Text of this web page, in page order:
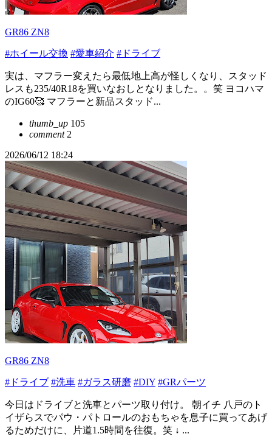
GR86 ZN8
#ホイール交換 #愛車紹介 #ドライブ
実は、マフラー変えたら最低地上高が怪しくなり、スタッド
レスも235/40R18を買いなおしとなりました。。笑 ヨコハマ
のIG60🥰 マフラーと新品スタッド...
thumb_up 105
comment2
2026/06/12 18:24
GR86 ZN8
#ドライブ #洗車 #ガラス研磨 #DIY #GRパーツ
今日はドライブと洗車とパーツ取り付け。 朝イチ 八戸のト
イザらスでパウ・パトロールのおもちゃを息子に買ってあげ
るためだけに、片道1.5時間を往復。笑 ↓ ...